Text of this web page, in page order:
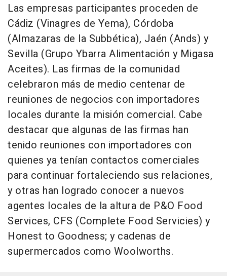
Las empresas participantes proceden de
Cádiz (Vinagres de Yema), Córdoba
(Almazaras de la Subbética), Jaén (Ands) y
Sevilla (Grupo Ybarra Alimentación y Migasa
Aceites). Las firmas de la comunidad
celebraron más de medio centenar de
reuniones de negocios con importadores
locales durante la misión comercial. Cabe
destacar que algunas de las firmas han
tenido reuniones con importadores con
quienes ya tenían contactos comerciales
para continuar fortaleciendo sus relaciones,
y otras han logrado conocer a nuevos
agentes locales de la altura de P&O Food
Services, CFS (Complete Food Servicies) y
Honest to Goodness; y cadenas de
supermercados como Woolworths.